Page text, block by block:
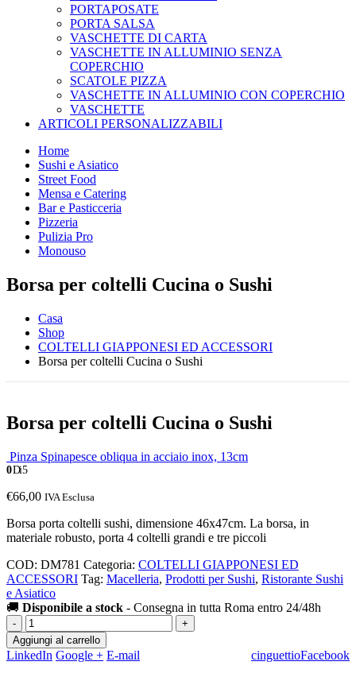
PORTAPOSATE
PORTA SALSA
VASCHETTE DI CARTA
VASCHETTE IN ALLUMINIO SENZA
COPERCHIO
SCATOLE PIZZA
VASCHETTE IN ALLUMINIO CON COPERCHIO
VASCHETTE
ARTICOLI PERSONALIZZABILI
Home
Sushi e Asiatico
Street Food
Mensa e Catering
Bar e Pasticceria
Pizzeria
Pulizia Pro
Monouso
Borsa per coltelli Cucina o Sushi
Casa
Shop
COLTELLI GIAPPONESI ED ACCESSORI
Borsa per coltelli Cucina o Sushi
Borsa per coltelli Cucina o Sushi
Pinza Spinapesce obliqua in acciaio inox, 13cm
0Di 5
€66,00 IVA Esclusa
Borsa porta coltelli sushi, dimensione 46x47cm. La borsa, in
materiale robusto, porta 4 coltelli grandi e tre piccoli
COD: DM781 Categoria: COLTELLI GIAPPONESI ED
ACCESSORI Tag: Macelleria, Prodotti per Sushi, Ristorante Sushi
e Asiatico
🚚 Disponibile a stock - Consegna in tutta Roma entro 24/48h
-
+
Aggiungi al carrello
Facebook
cinguettio
LinkedIn Google + E-mail